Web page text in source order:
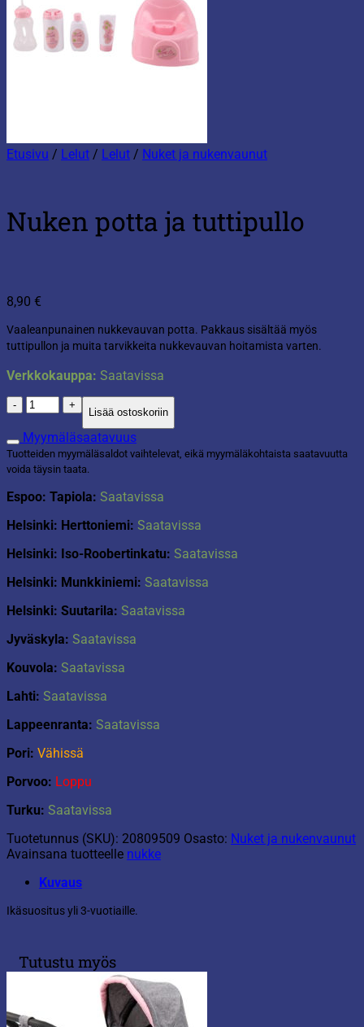
Etusivu / Lelut / Lelut / Nuket ja nukenvaunut
Nuken potta ja tuttipullo
8,90 €
Vaaleanpunainen nukkevauvan potta. Pakkaus sisältää myös
tuttipullon ja muita tarvikkeita nukkevauvan hoitamista varten.
Verkkokauppa: Saatavissa
Nuken
potta
ja
tuttipullo
määrä
Lisää ostoskoriin
Myymäläsaatavuus
Tuotteiden myymäläsaldot vaihtelevat, eikä myymäläkohtaista saatavuutta
voida täysin taata.
Espoo: Tapiola: Saatavissa
Helsinki: Herttoniemi: Saatavissa
Helsinki: Iso-Roobertinkatu: Saatavissa
Helsinki: Munkkiniemi: Saatavissa
Helsinki: Suutarila: Saatavissa
Jyväskyla: Saatavissa
Kouvola: Saatavissa
Lahti: Saatavissa
Lappeenranta: Saatavissa
Pori: Vähissä
Porvoo: Loppu
Turku: Saatavissa
Tuotetunnus (SKU): 20809509 Osasto: Nuket ja nukenvaunut
Avainsana tuotteelle nukke
Kuvaus
Ikäsuositus yli 3-vuotiaille.
Tutustu myös